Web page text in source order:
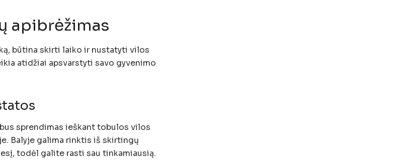
apibrėžimas
būtina skirti laiko ir nustatyti vilos
atidžiai apsvarstyti savo gyvenimo
sprendimas ieškant tobulos vilos
Balyje galima rinktis iš skirtingų
todėl galite rasti sau tinkamiausią.